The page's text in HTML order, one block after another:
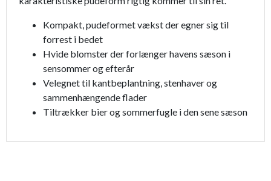
Kompakt, pudeformet vækst der egner sig til
forrest i bedet
Hvide blomster der forlænger havens sæson i
sensommer og efterår
Velegnet til kantbeplantning, stenhaver og
sammenhængende flader
Tiltrækker bier og sommerfugle i den sene sæson